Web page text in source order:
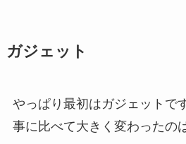
ガジェット
やっぱり最初はガジェットで
事に比べて大きく変わったの